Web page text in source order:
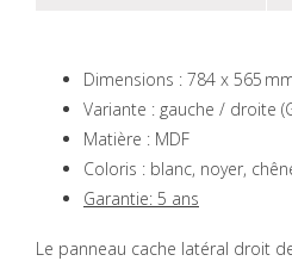
Dimensions : 784 x 565
Variante : gauche / droite
Matière : MDF
Coloris : blanc, noyer,
Garantie: 5 ans
Le panneau cache latéral droit